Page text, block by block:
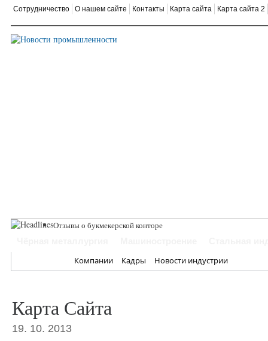
Сотрудничество О нашем сайте Контакты Карта сайта Карта сайта 2
Отзывы о букмекерской конторе
Как выбрать щетку для болгарки?
где приобрести грипперы по выгодной цене?
Компании Кадры Новости индустрии
Карта Сайта
19. 10. 2013